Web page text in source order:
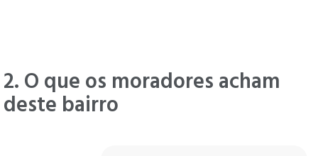
2. O que os moradores acham
deste bairro